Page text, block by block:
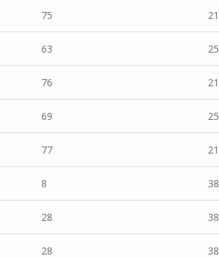
75 21
63 25
76 21
69 25
77 21
8 38
28 38
28 38